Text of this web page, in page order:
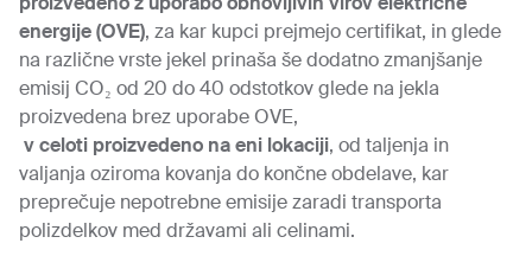
energije (OVE), za kar kupci prejmejo certifikat, in glede
na različne vrste jekel prinaša še dodatno zmanjšanje
emisij CO₂ od 20 do 40 odstotkov glede na jekla
proizvedena brez uporabe OVE,
v celoti proizvedeno na eni lokaciji, od taljenja in
valjanja oziroma kovanja do končne obdelave, kar
preprečuje nepotrebne emisije zaradi transporta
polizdelkov med državami ali celinami.